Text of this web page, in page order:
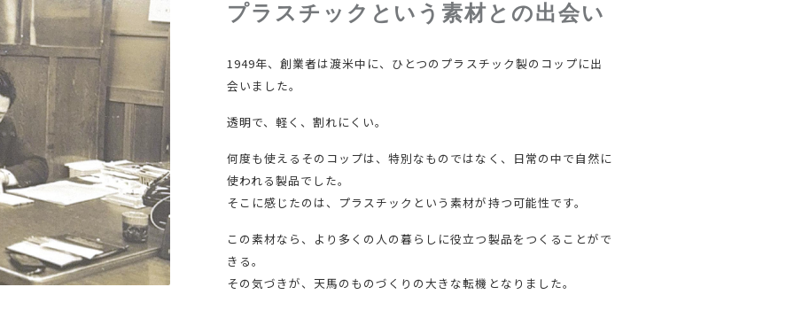
プラスチックという素材との出会い
1949年、創業者は渡米中に、ひとつのプラスチック製のコップに出
会いました。
透明で、軽く、割れにくい。
何度も使えるそのコップは、特別なものではなく、日常の中で自然に
使われる製品でした。
そこに感じたのは、プラスチックという素材が持つ可能性です。
この素材なら、より多くの人の暮らしに役立つ製品をつくることがで
きる。
その気づきが、天馬のものづくりの大きな転機となりました。